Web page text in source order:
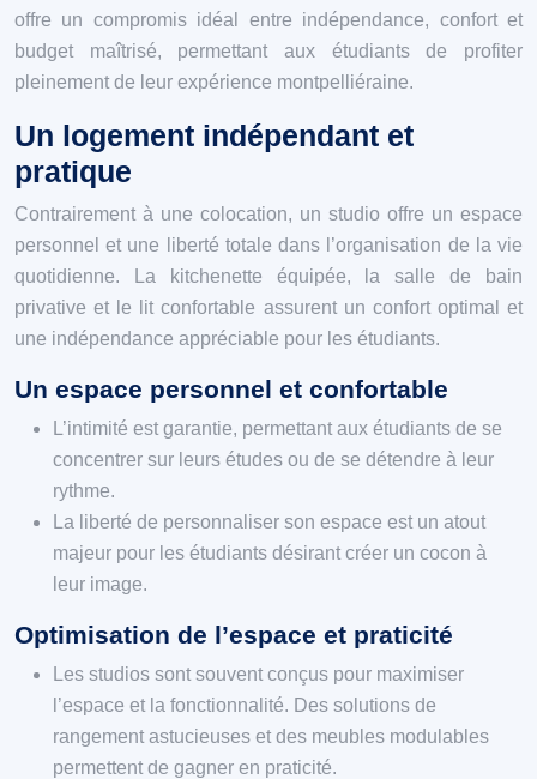
offre un compromis idéal entre indépendance, confort et
budget maîtrisé, permettant aux étudiants de profiter
pleinement de leur expérience montpelliéraine.
Un logement indépendant et
pratique
Contrairement à une colocation, un studio offre un espace
personnel et une liberté totale dans l’organisation de la vie
quotidienne. La kitchenette équipée, la salle de bain
privative et le lit confortable assurent un confort optimal et
une indépendance appréciable pour les étudiants.
Un espace personnel et confortable
L’intimité est garantie, permettant aux étudiants de se
concentrer sur leurs études ou de se détendre à leur
rythme.
La liberté de personnaliser son espace est un atout
majeur pour les étudiants désirant créer un cocon à
leur image.
Optimisation de l’espace et praticité
Les studios sont souvent conçus pour maximiser
l’espace et la fonctionnalité. Des solutions de
rangement astucieuses et des meubles modulables
permettent de gagner en praticité.